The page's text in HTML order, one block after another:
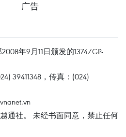
广告
年9月11日颁发的1374/GP-
39411348，传真：(024)
通社。 未经书面同意，禁止任何